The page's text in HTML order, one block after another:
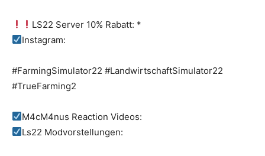
LS22 Server 10% Rabatt: *
Instagram:
#FarmingSimulator22 #LandwirtschaftSimulator22
#TrueFarming2
M4cM4nus Reaction Videos:
Ls22 Modvorstellungen: